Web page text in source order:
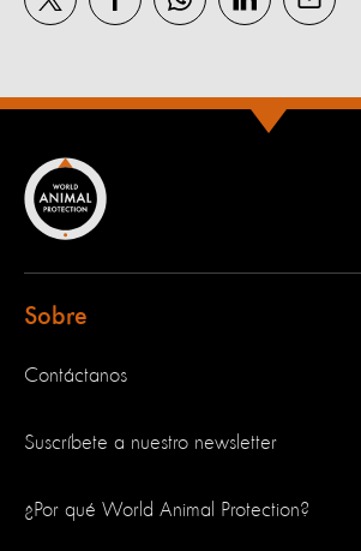
Sobre
Contáctanos
Suscríbete a nuestro newsletter
¿Por qué World Animal Protection?